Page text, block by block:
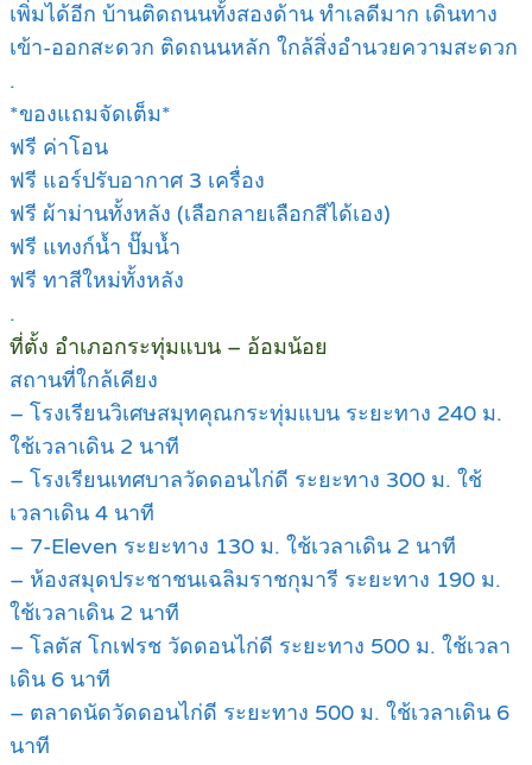
เพิ่มได้อีก บ้านติดถนนทั้งสองด้าน ทำเลดีมาก เดินทาง
เข้า-ออกสะดวก ติดถนนหลัก ใกล้สิ่งอำนวยความสะดวก
.
*ของแถมจัดเต็ม*
ฟรี ค่าโอน
ฟรี แอร์ปรับอากาศ 3 เครื่อง
ฟรี ผ้าม่านทั้งหลัง (เลือกลายเลือกสีได้เอง)
ฟรี แทงก์น้ำ ปั๊มน้ำ
ฟรี ทาสีใหม่ทั้งหลัง
.
ที่ตั้ง อำเภอกระทุ่มแบน – อ้อมน้อย
สถานที่ใกล้เคียง
– โรงเรียนวิเศษสมุทคุณกระทุ่มแบน ระยะทาง 240 ม.
ใช้เวลาเดิน 2 นาที
– โรงเรียนเทศบาลวัดดอนไก่ดี ระยะทาง 300 ม. ใช้
เวลาเดิน 4 นาที
– 7-Eleven ระยะทาง 130 ม. ใช้เวลาเดิน 2 นาที
– ห้องสมุดประชาชนเฉลิมราชกุมารี ระยะทาง 190 ม.
ใช้เวลาเดิน 2 นาที
– โลตัส โกเฟรช วัดดอนไก่ดี ระยะทาง 500 ม. ใช้เวลา
เดิน 6 นาที
– ตลาดนัดวัดดอนไก่ดี ระยะทาง 500 ม. ใช้เวลาเดิน 6
นาที